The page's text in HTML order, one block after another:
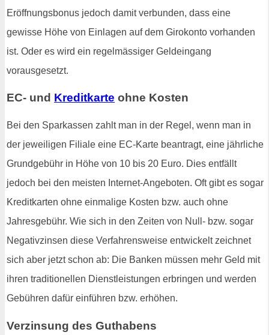
Eröffnungsbonus jedoch damit verbunden, dass eine
gewisse Höhe von Einlagen auf dem Girokonto vorhanden
ist. Oder es wird ein regelmässiger Geldeingang
vorausgesetzt.
EC- und Kreditkarte ohne Kosten
Bei den Sparkassen zahlt man in der Regel, wenn man in
der jeweiligen Filiale eine EC-Karte beantragt, eine jährliche
Grundgebühr in Höhe von 10 bis 20 Euro. Dies entfällt
jedoch bei den meisten Internet-Angeboten. Oft gibt es sogar
Kreditkarten ohne einmalige Kosten bzw. auch ohne
Jahresgebühr. Wie sich in den Zeiten von Null- bzw. sogar
Negativzinsen diese Verfahrensweise entwickelt zeichnet
sich aber jetzt schon ab: Die Banken müssen mehr Geld mit
ihren traditionellen Dienstleistungen erbringen und werden
Gebühren dafür einführen bzw. erhöhen.
Verzinsung des Guthabens